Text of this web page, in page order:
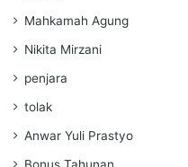
Mahkamah Agung
Nikita Mirzani
penjara
tolak
Anwar Yuli Prastyo